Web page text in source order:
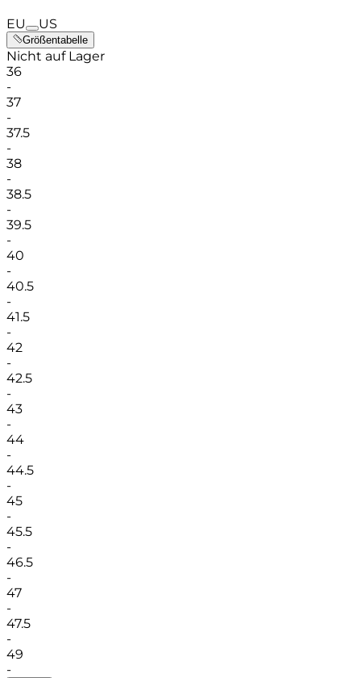
EU US
Größentabelle
Nicht auf Lager
36
-
37
-
37.5
-
38
-
38.5
-
39.5
-
40
-
40.5
-
41.5
-
42
-
42.5
-
43
-
44
-
44.5
-
45
-
45.5
-
46.5
-
47
-
47.5
-
49
-